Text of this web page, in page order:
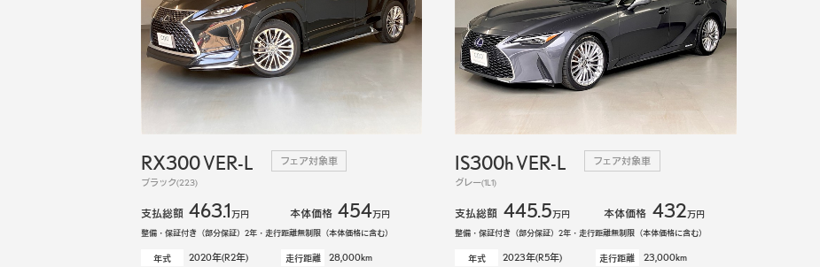
RX300 VER-L フェア対象車
ブラック(223)
支払総額 463.1万円 本体価格 454万円
整備・保証付き（部分保証）2年・走行距離無制限（本体価格に含む）
年式 2020年(R2年) 走行距離 28,000km
IS300h VER-L フェア対象車
グレー(1L1)
支払総額 445.5万円 本体価格 432万円
整備・保証付き（部分保証）2年・走行距離無制限（本体価格に含む）
年式 2023年(R5年) 走行距離 23,000km